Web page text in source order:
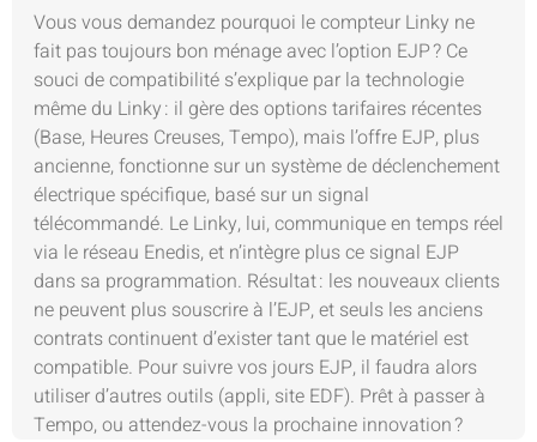
Vous vous demandez pourquoi le compteur Linky ne
fait pas toujours bon ménage avec l’option EJP ? Ce
souci de compatibilité s’explique par la technologie
même du Linky : il gère des options tarifaires récentes
(Base, Heures Creuses, Tempo), mais l’offre EJP, plus
ancienne, fonctionne sur un système de déclenchement
électrique spécifique, basé sur un signal
télécommandé. Le Linky, lui, communique en temps réel
via le réseau Enedis, et n’intègre plus ce signal EJP
dans sa programmation. Résultat : les nouveaux clients
ne peuvent plus souscrire à l’EJP, et seuls les anciens
contrats continuent d’exister tant que le matériel est
compatible. Pour suivre vos jours EJP, il faudra alors
utiliser d’autres outils (appli, site EDF). Prêt à passer à
Tempo, ou attendez-vous la prochaine innovation ?